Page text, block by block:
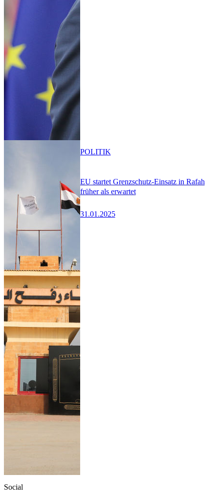
EU startet Grenzschutz-Einsatz in Rafah
früher als erwartet
31.01.2025
POLITIK
Social